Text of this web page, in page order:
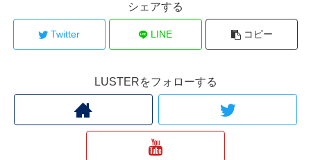
シェアする
Twitter LINE コピー
LUSTERをフォローする